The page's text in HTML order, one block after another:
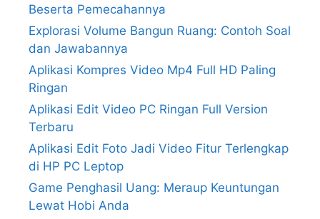
Beserta Pemecahannya
Explorasi Volume Bangun Ruang: Contoh Soal
dan Jawabannya
Aplikasi Kompres Video Mp4 Full HD Paling
Ringan
Aplikasi Edit Video PC Ringan Full Version
Terbaru
Aplikasi Edit Foto Jadi Video Fitur Terlengkap
di HP PC Leptop
Game Penghasil Uang: Meraup Keuntungan
Lewat Hobi Anda